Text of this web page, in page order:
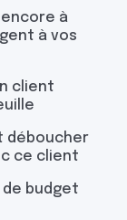
encore à
à vos
client
déboucher
ce client
de budget